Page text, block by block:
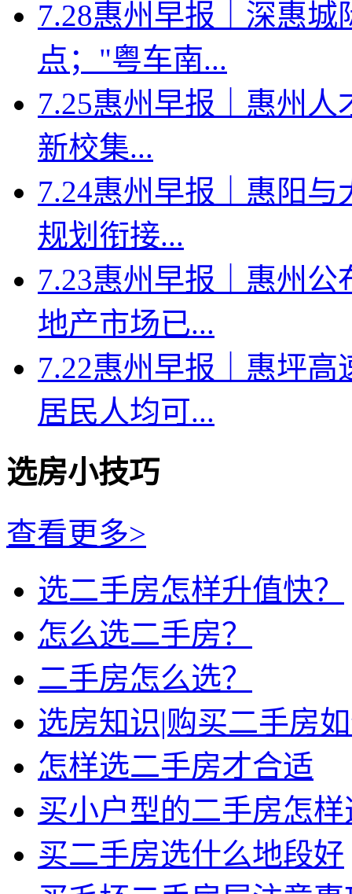
7.28惠州早报｜深惠
点；"粤车南...
7.25惠州早报｜惠州
新校集...
7.24惠州早报｜惠阳
规划衔接...
7.23惠州早报｜惠州
地产市场已...
7.22惠州早报｜惠坪
居民人均可...
选房小技巧
查看更多>
选二手房怎样升值快？
怎么选二手房？
二手房怎么选？
选房知识|购买二手房
怎样选二手房才合适
买小户型的二手房怎样
买二手房选什么地段好